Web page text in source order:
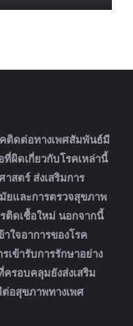
คติดต่อทางเพศสัมพันธ์มี
ผิดเกี่ยวกับโรคเหล่านี้
สตร์ ส่งเสริมการ
ยและการตรวจสุขภาพ
ติดเชื้อใหม่ นอกจากนี้
ใจอาการของโรค
เข้ารับการรักษาอย่าง
รอบคลุมยังส่งเสริม
อสุขภาพทางเพศ